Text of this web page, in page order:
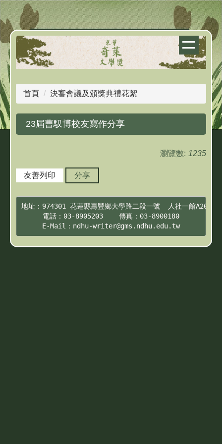
跳
到
主
要
內
容
區
首頁
決審會議及頒獎典禮花絮
23屆曹馭博校友寫作分享
瀏覽數: 1235
友善列印 分享
地址：974301 花蓮縣壽豐鄉大學路二段一號  人社一館A201
電話：03-8905203    傳真：03-8900180